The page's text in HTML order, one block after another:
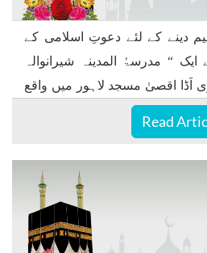
دینے کے لئے دعوتِ اسلامی کے
“ مدرسۃُ المدینہ شیرانوالہ
اَڈا اقصیٰ مسجد لاہور میں واقع
Read